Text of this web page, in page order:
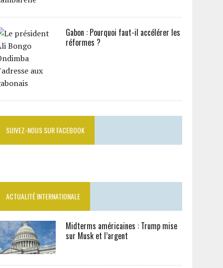
Gabon : Pourquoi faut-il accélérer les
réformes ?
SUIVEZ-NOUS SUR FACEBOOK
ACTUALITÉ INTERNATIONALE
Midterms américaines : Trump mise
sur Musk et l’argent